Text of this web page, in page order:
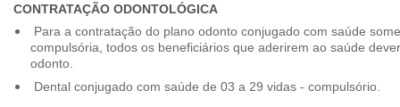
CONTRATAÇÃO ODONTOLÓGICA
Para a contratação do plano odonto conjugado com saúde
compulsória, todos os beneficiários que aderirem ao saúde
odonto.
Dental conjugado com saúde de 03 a 29 vidas - compulsório.